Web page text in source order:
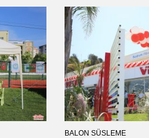
BALON SÜSLEME